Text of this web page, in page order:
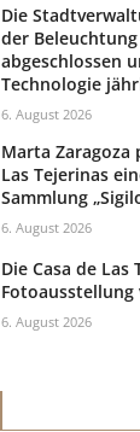
Die
der
abgeschlossen
Technologie
6. August 2026
Marta Zaragoza
Las Tejerinas
Sammlung
6. August 2026
Die Casa de
Fotoausstellung
6. August 2026